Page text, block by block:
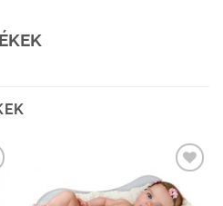
Kedvenceimhez
adom